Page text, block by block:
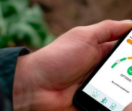
Iragarki-taula
Lursail Market